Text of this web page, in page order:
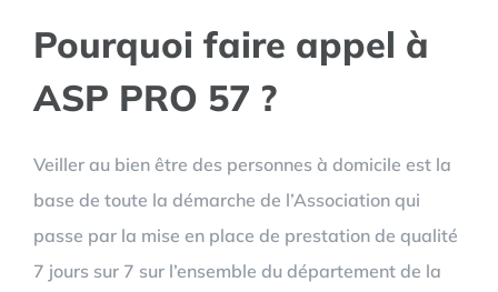
Pourquoi faire appel à
ASP PRO 57 ?
Veiller au bien être des personnes à domicile est la
base de toute la démarche de l’Association qui
passe par la mise en place de prestation de qualité
7 jours sur 7 sur l’ensemble du département de la